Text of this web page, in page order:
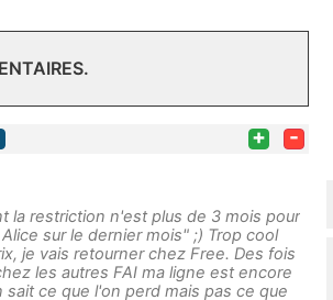
+ -
la restriction n'est plus de 3 mois pour
sur le dernier mois" ;) Trop cool
je vais retourner chez Free. Des fois
les autres FAI ma ligne est encore
ce que l'on perd mais pas ce que